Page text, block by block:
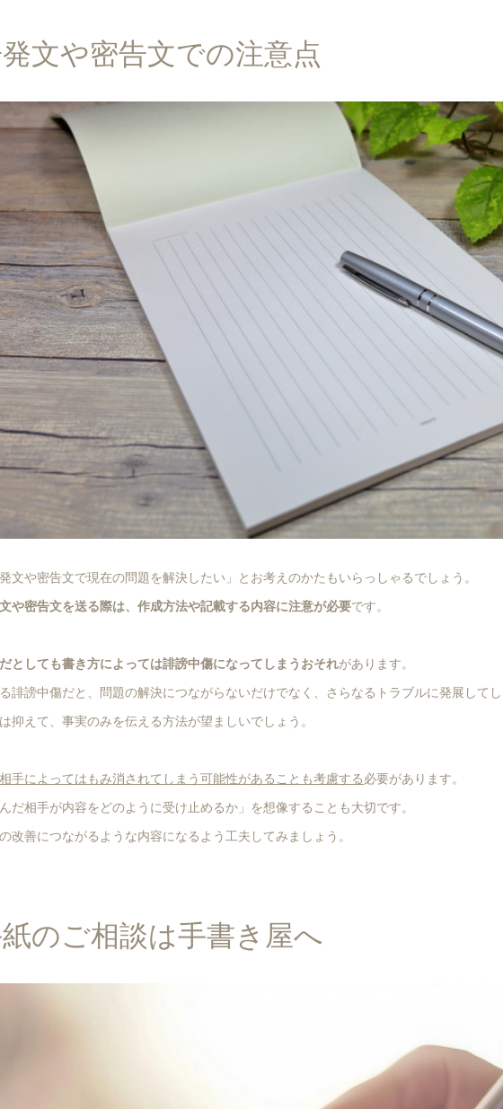
文や密告文での注意点
発文や密告文で現在の問題を解決したい」とお考えのかたもいらっしゃるでしょう。
や密告文を送る際は、作成方法や記載する内容に注意が必要です。
としても書き方によっては誹謗中傷になってしまうおそれがあります。
誹謗中傷だと、問題の解決につながらないだけでなく、さらなるトラブルに発展して
抑えて、事実のみを伝える方法が望ましいでしょう。
手によってはもみ消されてしまう可能性があることも考慮する必要があります。
んだ相手が内容をどのように受け止めるか」を想像することも大切です。
改善につながるような内容になるよう工夫してみましょう。
のご相談は手書き屋へ